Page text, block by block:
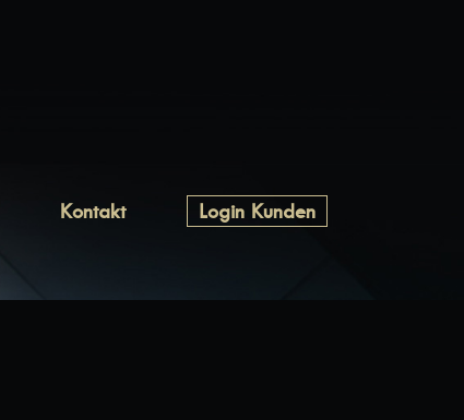
Kontakt Login Kunden